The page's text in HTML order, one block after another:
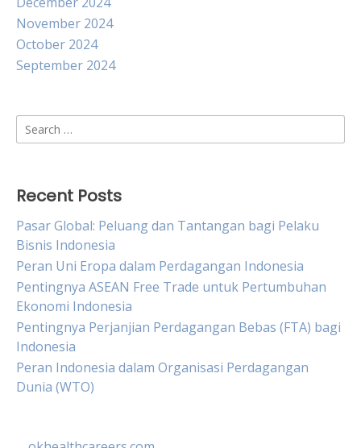
November 2024
October 2024
September 2024
Search
for:
Recent Posts
Pasar Global: Peluang dan Tantangan bagi Pelaku
Bisnis Indonesia
Peran Uni Eropa dalam Perdagangan Indonesia
Pentingnya ASEAN Free Trade untuk Pertumbuhan
Ekonomi Indonesia
Pentingnya Perjanjian Perdagangan Bebas (FTA) bagi
Indonesia
Peran Indonesia dalam Organisasi Perdagangan
Dunia (WTO)